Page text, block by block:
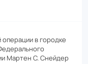
в городке
Мартен С. Снейдер